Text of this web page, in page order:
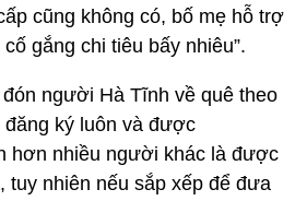
cũng không có, bố mẹ hỗ trợ
gắng chi tiêu bấy nhiêu”.
người Hà Tĩnh về quê theo
ký luôn và được
hơn nhiều người khác là được
tuy nhiên nếu sắp xếp để đưa